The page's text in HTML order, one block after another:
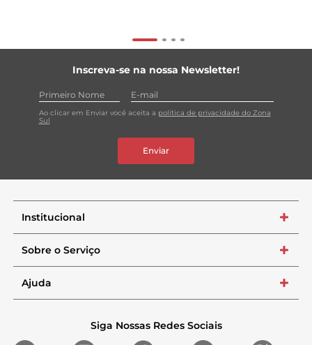
Inscreva-se na nossa Newsletter!
Ao clicar em Enviar você aceita a política de privacidade do Zona
Sul
Enviar
Institucional +
Sobre o Serviço +
Ajuda +
Siga Nossas Redes Sociais